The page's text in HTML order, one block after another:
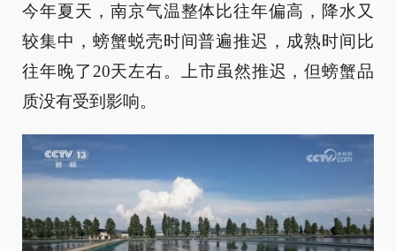
今年夏天，南京气温整体比往年偏高，降水又
较集中，螃蟹蜕壳时间普遍推迟，成熟时间比
往年晚了20天左右。上市虽然推迟，但螃蟹品
质没有受到影响。